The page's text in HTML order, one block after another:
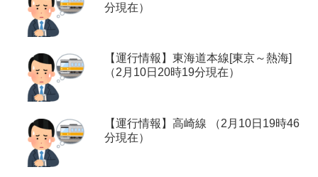
分現在）
【運行情報】東海道本線[東京～熱海]
（2月10日20時19分現在）
【運行情報】高崎線 （2月10日19時46
分現在）